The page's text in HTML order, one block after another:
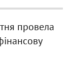
провела